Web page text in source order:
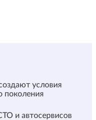
условия
поколения
и автосервисов